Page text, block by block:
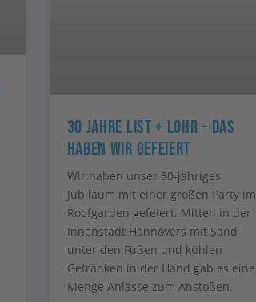
30 Jahre List + Lohr – Das
Haben Wir Gefeiert
Wir haben unser 30-jähriges
Jubiläum mit einer großen Party im
Roofgarden gefeiert. Mitten in der
Innenstadt Hannovers mit Sand
unter den Füßen und kühlen
Getränken in der Hand gab es eine
Menge Anlässe zum Anstoßen.